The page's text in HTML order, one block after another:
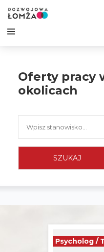
Oferty pracy
okolicach